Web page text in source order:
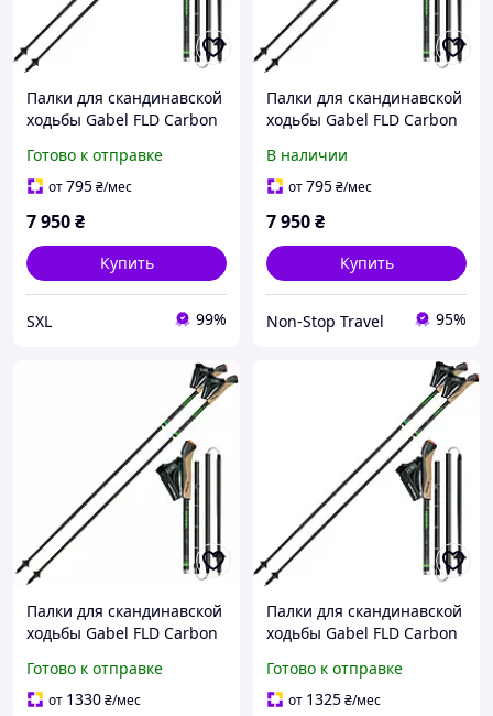
Палки для скандинавской
ходьбы Gabel FLD Carbon
ультралегкие 35-130 см
для тренировок и
Готово к отправке
от795₴/мес
7 950₴
Купить
SXL 99%
Палки для скандинавской
ходьбы Gabel FLD Carbon
В наличии
от795₴/мес
7 950₴
Купить
Non-Stop Travel 95%
Палки для скандинавской
ходьбы Gabel FLD Carbon
Готово к отправке
от 1330₴/мес
Палки для скандинавской
ходьбы Gabel FLD Carbon
доставкой по Украине
Готово к отправке
от 1325₴/мес